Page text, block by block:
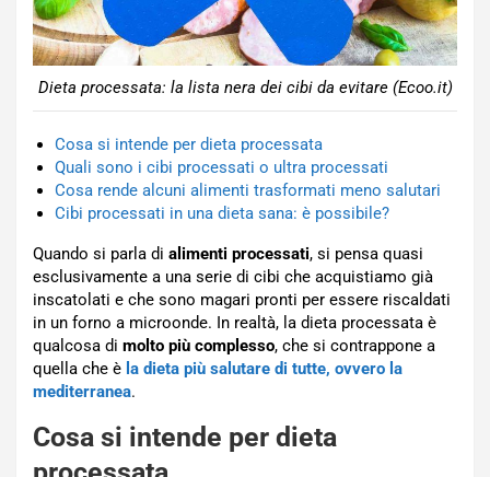
Dieta processata: la lista nera dei cibi da evitare (Ecoo.it)
Cosa si intende per dieta processata
Quali sono i cibi processati o ultra processati
Cosa rende alcuni alimenti trasformati meno salutari
Cibi processati in una dieta sana: è possibile?
Quando si parla di alimenti processati, si pensa quasi
esclusivamente a una serie di cibi che acquistiamo già
inscatolati e che sono magari pronti per essere riscaldati
in un forno a microonde. In realtà, la dieta processata è
qualcosa di molto più complesso, che si contrappone a
quella che è la dieta più salutare di tutte, ovvero la
mediterranea.
Cosa si intende per dieta